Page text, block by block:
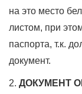
на это место
листом, при
паспорта, т.к.
документ.
2. ДОКУМЕНТ